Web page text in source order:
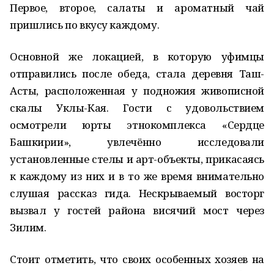
Первое, второе, салаты и ароматный чай
пришлись по вкусу каждому.
Основной же локацией, в которую уфимцы
отправились после обеда, стала деревня Таш-
Асты, расположенная у подножия живописной
скалы Уклы-Кая. Гости с удовольствием
осмотрели юрты этнокомплекса «Сердце
Башкирии», увлечённо исследовали
установленные стелы и арт-объекты, прикасаясь
к каждому из них и в то же время внимательно
слушая рассказ гида. Нескрываемый восторг
вызвал у гостей района висячий мост через
Зилим.
Стоит отметить, что своих особенных хозяев на